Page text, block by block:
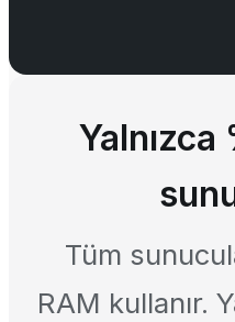
Yalnızca
Tüm
RAM kullanır.